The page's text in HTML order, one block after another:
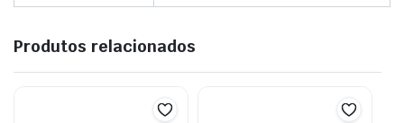
Produtos relacionados